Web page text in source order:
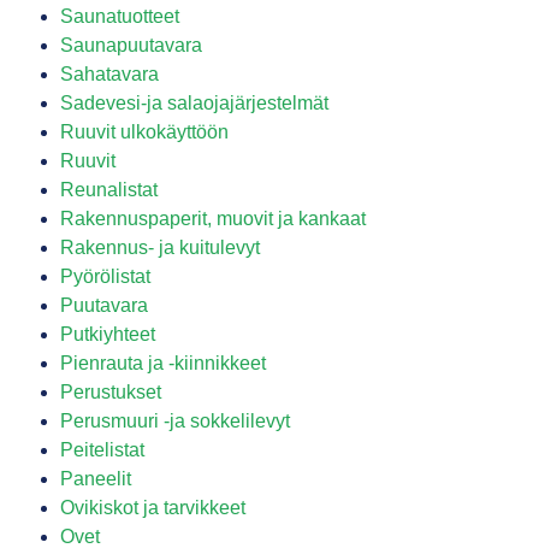
Saunatuotteet
Saunapuutavara
Sahatavara
Sadevesi-ja salaojajärjestelmät
Ruuvit ulkokäyttöön
Ruuvit
Reunalistat
Rakennuspaperit, muovit ja kankaat
Rakennus- ja kuitulevyt
Pyörölistat
Puutavara
Putkiyhteet
Pienrauta ja -kiinnikkeet
Perustukset
Perusmuuri -ja sokkelilevyt
Peitelistat
Paneelit
Ovikiskot ja tarvikkeet
Ovet